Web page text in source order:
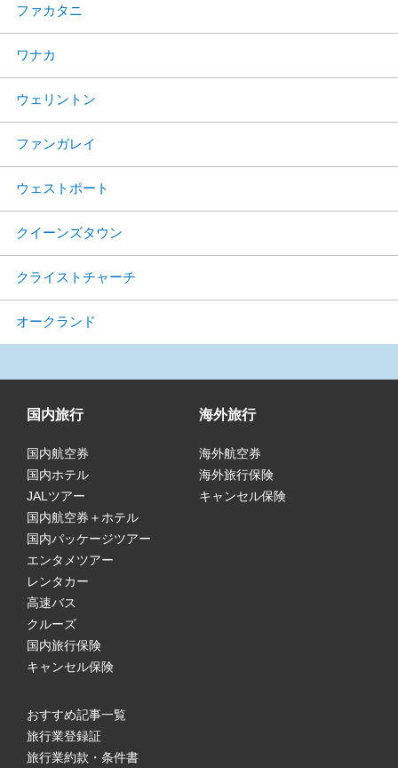
ファカタニ
ワナカ
ウェリントン
ファンガレイ
ウェストポート
クイーンズタウン
クライストチャーチ
オークランド
国内旅行
国内航空券
国内ホテル
JALツアー
国内航空券＋ホテル
国内パッケージツアー
エンタメツアー
レンタカー
高速バス
クルーズ
国内旅行保険
キャンセル保険
海外旅行
海外航空券
海外旅行保険
キャンセル保険
おすすめ記事一覧
旅行業登録証
旅行業約款・条件書